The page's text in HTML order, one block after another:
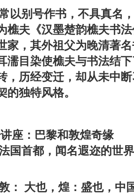
以别号作书，不具真名
樵夫《汉墨楚韵樵夫书
家，其外祖父为晚清著
濡目染使樵夫与书法结
，历经变迁，却从未中
的独特风格。
座：巴黎和敦煌奇缘
国首都，闻名遐迩的世
： 大也，煌：盛也，中